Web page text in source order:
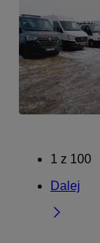
1 z 100
Dalej